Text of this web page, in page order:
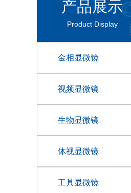
产品展示
Product Display
金相显微镜
视频显微镜
生物显微镜
体视显微镜
工具显微镜